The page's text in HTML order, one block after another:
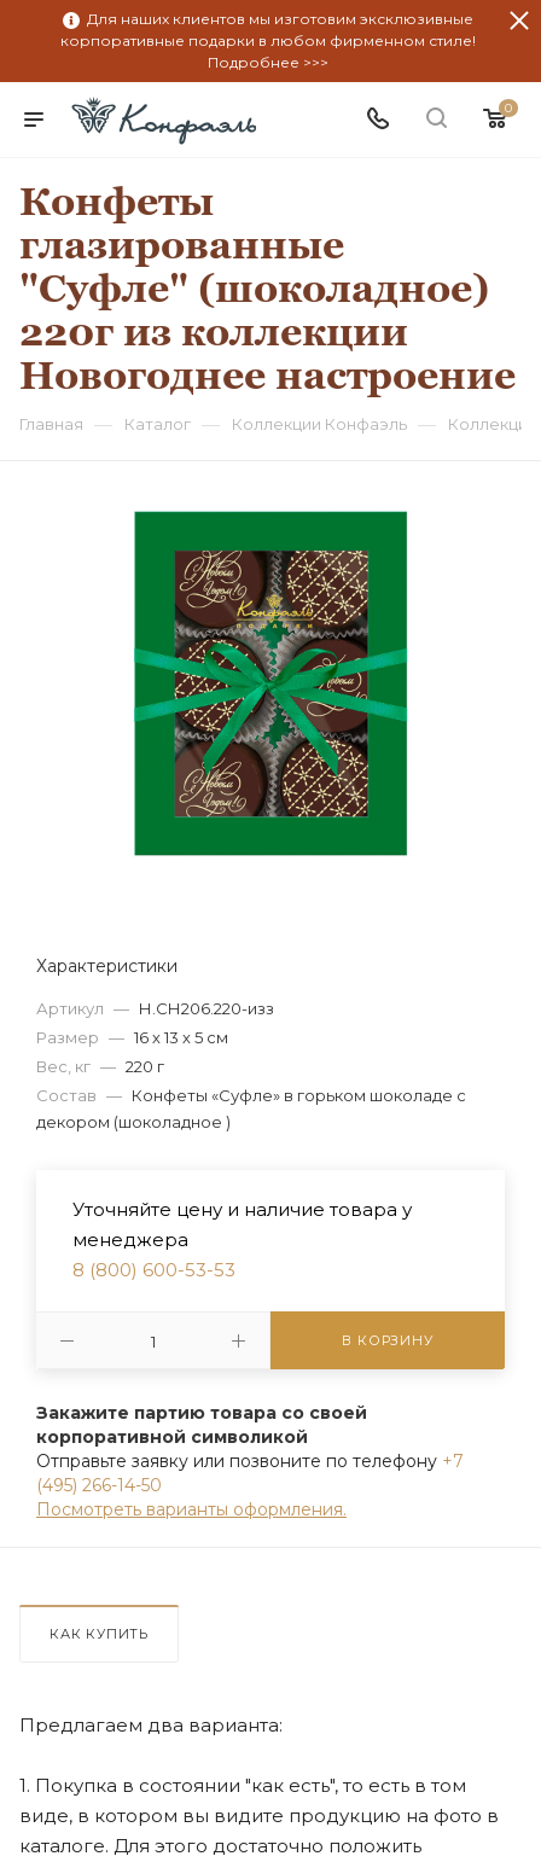
Для наших клиентов мы изготовим эксклюзивные
корпоративные подарки в любом фирменном стиле!
Подробнее >>>
0
Конфеты
глазированные
"Суфле" (шоколадное)
220г из коллекции
Новогоднее настроение
Главная — Каталог — Коллекции Конфаэль —
Характеристики
Артикул — Н.СН206.220-изз
Размер — 16 х 13 х 5 см
Вес, кг — 220 г
Состав — Конфеты «Суфле» в горьком шоколаде с
декором (шоколадное )
Уточняйте цену и наличие товара у
менеджера
8 (800) 600-53-53
В КОРЗИНУ
Закажите партию товара со своей
корпоративной символикой
Отправьте заявку или позвоните по телефону +7
(495) 266-14-50
Посмотреть варианты оформления.
КАК КУПИТЬ
Предлагаем два варианта:
1. Покупка в состоянии "как есть", то есть в том
виде, в котором вы видите продукцию на фото в
каталоге. Для этого достаточно положить